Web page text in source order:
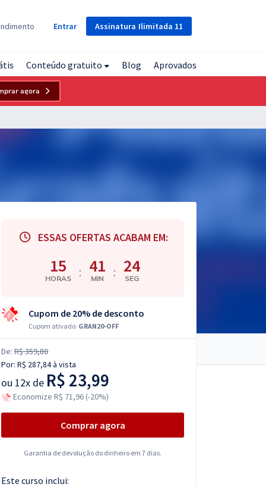
Assinatura Ilimitada 11
Entrar
Conteúdo gratuito Blog Aprovados
agora
ESSAS OFERTAS ACABAM EM:
15
HORAS : 41
MIN : 23
SEG
Cupom de 20% de desconto
Cupom ativado: GRAN20-OFF
De: R$ 359,80
Por: R$ 287,84à vista
ou 12x de R$ 23,99
Economize R$ 71,96 (-20%)
Comprar agora
Garantia de devolução do dinheiro em 7 dias.
Este curso inclui: